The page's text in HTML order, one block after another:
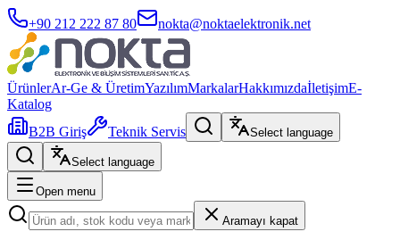
+90 212 222 87 80 nokta@noktaelektronik.net
ÜrünlerAr-Ge & ÜretimYazılımMarkalarHakkımızdaİletişimE-
Katalog
B2B Giriş
Teknik Servis Select language
Select language
Open menu
Aramayı kapat